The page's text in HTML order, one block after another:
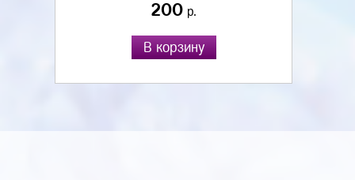
200р.
В корзину